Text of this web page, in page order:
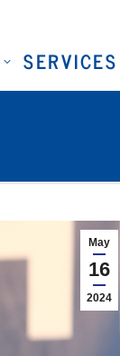
SERVICES
May
16
2024